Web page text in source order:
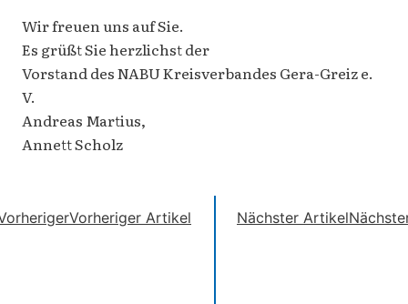
Wir freuen uns auf Sie.
Es grüßt Sie herzlichst der
Vorstand des NABU Kreisverbandes Gera-Greiz e.
V.
Andreas Martius,
Annett Scholz
Vorheriger Artikel Nächster Artikel